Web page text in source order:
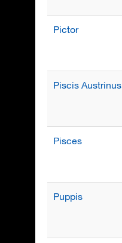
Pictor
Piscis Austrinus
Pisces
Puppis